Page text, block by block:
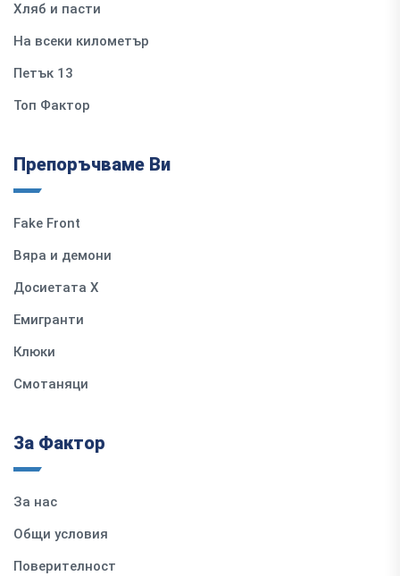
Хляб и пасти
На всеки километър
Петък 13
Топ Фактор
Препоръчваме Ви
Fake Front
Вяра и демони
Досиетата Х
Емигранти
Клюки
Смотаняци
За Фактор
За нас
Общи условия
Поверителност